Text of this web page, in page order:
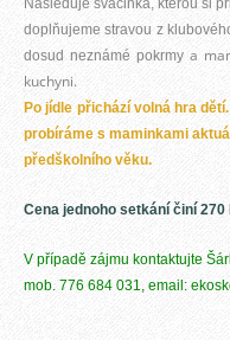
Následuje svačinka, kterou si
doplňujeme stravou z
dosud neznámé pokrmy a
kuchyni.
Po jídle přichází volná hra
probíráme s maminkami
předškolního věku.
Cena jednoho setkání činí 270
V případě zájmu kontaktujte
mob. 776 684 031, email: